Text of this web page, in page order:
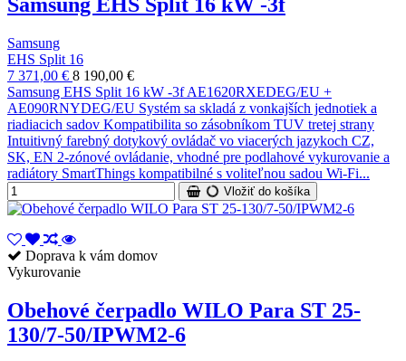
Samsung EHS Split 16 kW -3f
Samsung
EHS Split 16
7 371,00 € 8 190,00 €
Samsung EHS Split 16 kW -3f AE1620RXEDEG/EU +
AE090RNYDEG/EU Systém sa skladá z vonkajších jednotiek a
riadiacich sadov Kompatibilita so zásobníkom TUV tretej strany
Intuitivný farebný dotykový ovládač vo viacerých jazykoch CZ,
SK, EN 2-zónové ovládanie, vhodné pre podlahové vykurovanie a
radiátory SmartThings kompatibilné s voliteľnou sadou Wi-Fi...
Vložiť do košíka
Doprava k vám domov
Vykurovanie
Obehové čerpadlo WILO Para ST 25-
130/7-50/IPWM2-6